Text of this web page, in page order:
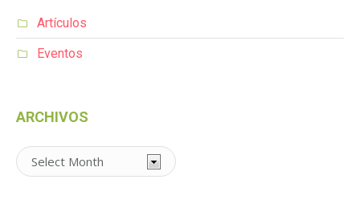
Artículos
Eventos
ARCHIVOS
Archivos